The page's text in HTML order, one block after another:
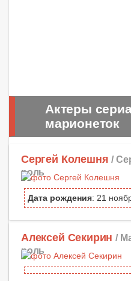
Актеры
марионеток
Сергей Колешня /
роль
Дата рождения: 21
Алексей Секирин /
роль